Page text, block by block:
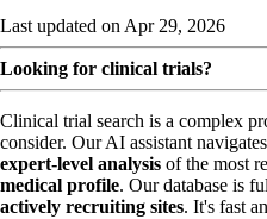
Last updated on Apr 29, 2026
Looking for clinical trials?
Clinical trial search is a complex
consider. Our AI assistant
expert-level analysis of the most
medical profile. Our database is
actively recruiting sites. It's fast